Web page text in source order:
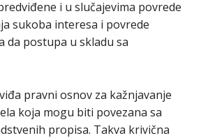
i u slučajevima povrede
sukoba interesa i povrede
da postupa u skladu sa
pravni osnov za kažnjavanje
koja mogu biti povezana sa
propisa. Takva krivična